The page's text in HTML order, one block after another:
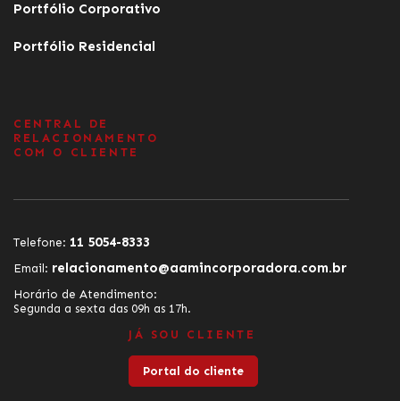
Portfólio Corporativo
Portfólio Residencial
CENTRAL DE
RELACIONAMENTO
COM O CLIENTE
Telefone: 11 5054-8333
Email: relacionamento@aamincorporadora.com.br
Horário de Atendimento:
Segunda a sexta das 09h as 17h.
JÁ SOU CLIENTE
Portal do cliente